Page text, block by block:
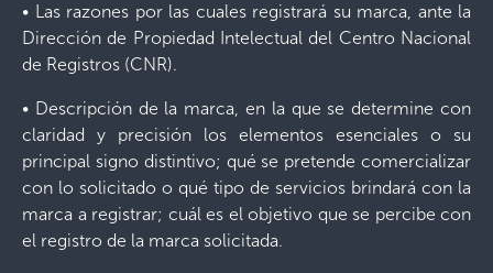
• Las razones por las cuales registrará su marca, ante la
Dirección de Propiedad Intelectual del Centro Nacional
de Registros (CNR).
• Descripción de la marca, en la que se determine con
claridad y precisión los elementos esenciales o su
principal signo distintivo; qué se pretende comercializar
con lo solicitado o qué tipo de servicios brindará con la
marca a registrar; cuál es el objetivo que se percibe con
el registro de la marca solicitada.